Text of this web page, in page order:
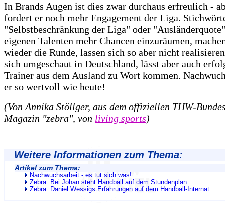
In Brands Augen ist dies zwar durchaus erfreulich -
fordert er noch mehr Engagement der Liga.
"Selbstbeschränkung der Liga" oder
eigenen Talenten mehr Chancen einzuräumen,
wieder die Runde, lassen sich so aber nicht
sich umgeschaut in Deutschland, lässt aber auch
Trainer aus dem Ausland zu Wort kommen.
er so wertvoll wie heute!
(Von Annika Stöllger, aus dem offiziellen THW-
Magazin "zebra", von living sports)
Weitere Informationen zum Thema:
Artikel zum Thema:
Nachwuchsarbeit - es tut sich was!
Zebra: Bei Johan steht Handball auf dem Stundenplan
Zebra: Daniel Wessigs Erfahrungen auf dem Handball-Internat